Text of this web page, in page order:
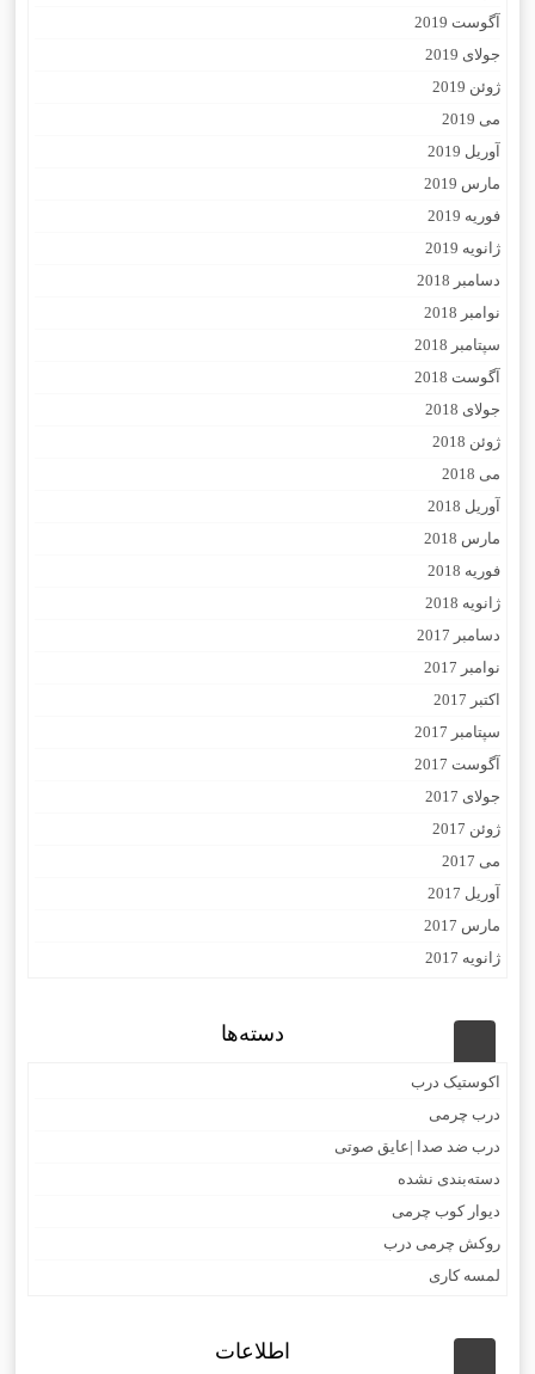
آگوست 2019
جولای 2019
ژوئن 2019
می 2019
آوریل 2019
مارس 2019
فوریه 2019
ژانویه 2019
دسامبر 2018
نوامبر 2018
سپتامبر 2018
آگوست 2018
جولای 2018
ژوئن 2018
می 2018
آوریل 2018
مارس 2018
فوریه 2018
ژانویه 2018
دسامبر 2017
نوامبر 2017
اکتبر 2017
سپتامبر 2017
آگوست 2017
جولای 2017
ژوئن 2017
می 2017
آوریل 2017
مارس 2017
ژانویه 2017
دسته‌ها
اکوستیک درب
درب چرمی
درب ضد صدا |عایق صوتی
دسته‌بندی نشده
دیوار کوب چرمی
روکش چرمی درب
لمسه کاری
اطلاعات